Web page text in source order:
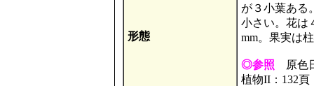
形態
が３小葉ある
小さい。花は
mm。果実は
◎参照 原色
植物II：132頁